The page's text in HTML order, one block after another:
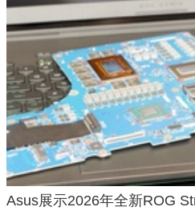
Asus展示2026年全新ROG